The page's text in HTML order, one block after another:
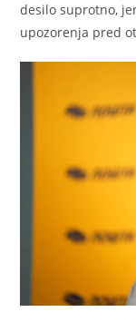
desilo suprotno,
upozorenja pred